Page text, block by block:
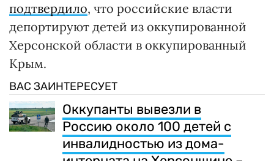
подтвердило, что российские власти
депортируют детей из оккупированной
Херсонской области в оккупированный
Крым.
ВАС ЗАИНТЕРЕСУЕТ
Оккупанты вывезли в
Россию около 100 детей с
инвалидностью из дома-